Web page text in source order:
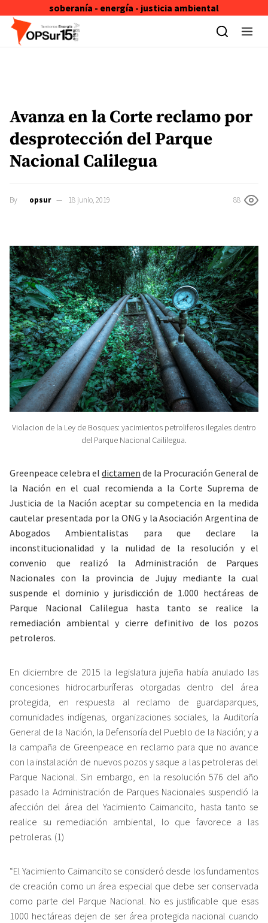
soberanía - energía - justicia ambiental
Skip to content
Avanza en la Corte reclamo por
desprotección del Parque
Nacional Calilegua
By opsur 18 junio, 2019 88
Violacion de la Ley de Bosques: yacimientos petroliferos ilegales dentro
del Parque Nacional Caililegua.
Greenpeace celebra el dictamen de la Procuración General de
la Nación en el cual recomienda a la Corte Suprema de
Justicia de la Nación aceptar su competencia en la medida
cautelar presentada por la ONG y la Asociación Argentina de
Abogados Ambientalistas para que declare la
inconstitucionalidad y la nulidad de la resolución y el
convenio que realizó la Administración de Parques
Nacionales con la provincia de Jujuy mediante la cual
suspende el dominio y jurisdicción de 1.000 hectáreas de
Parque Nacional Calilegua hasta tanto se realice la
remediación ambiental y cierre definitivo de los pozos
petroleros.
En diciembre de 2015 la legislatura jujeña había anulado las
concesiones hidrocarburíferas otorgadas dentro del área
protegida, en respuesta al reclamo de guardaparques,
comunidades indígenas, organizaciones sociales, la Auditoría
General de la Nación, la Defensoría del Pueblo de la Nación; y a
la campaña de Greenpeace en reclamo para que no avance
con la instalación de nuevos pozos y saque a las petroleras del
Parque Nacional. Sin embargo, en la resolución 576 del año
pasado la Administración de Parques Nacionales suspendió la
afección del área del Yacimiento Caimancito, hasta tanto se
realice su remediación ambiental, lo que favorece a las
petroleras. (1)
“El Yacimiento Caimancito se consideró desde los fundamentos
de creación como un área especial que debe ser conservada
como parte del Parque Nacional. No es justificable que esas
1000 hectáreas dejen de ser área protegida nacional cuando